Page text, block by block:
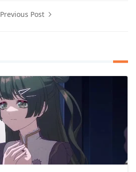
Previous Post